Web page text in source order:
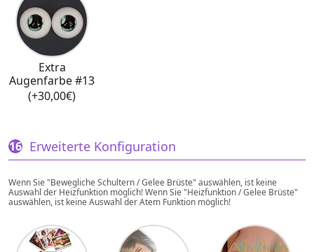
Extra
Augenfarbe #13
(+30,00€)
Erweiterte Konfiguration
Wenn Sie "Bewegliche Schultern / Gelee Brüste" auswählen, ist keine
Auswahl der Heizfunktion möglich! Wenn Sie "Heizfunktion / Gelee Brüste"
auswählen, ist keine Auswahl der Atem Funktion möglich!